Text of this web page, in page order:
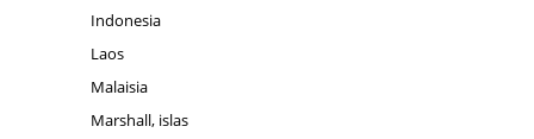
Indonesia
Laos
Malaisia
Marshall, islas